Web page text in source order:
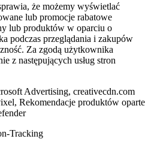
że możemy wyświetlać
lub promocje rabatowe
lub produktów w oparciu o
podczas przeglądania i zakupów
Za zgodą użytkownika
z następujących usług stron
Advertising, creativecdn.com
Rekomendacje produktów oparte
Tracking